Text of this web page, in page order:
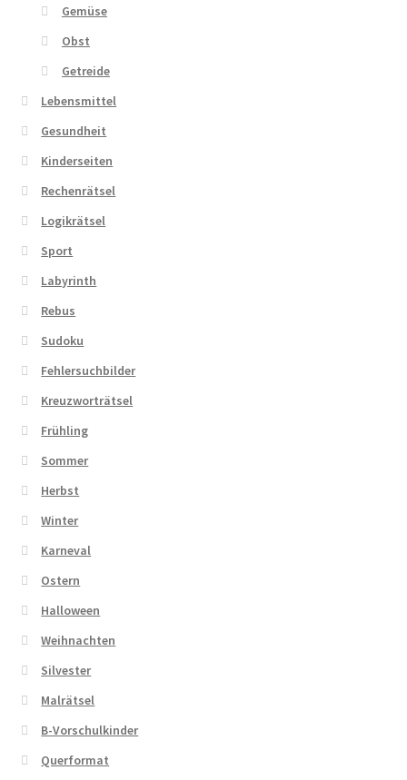
Gemüse
Obst
Getreide
Lebensmittel
Gesundheit
Kinderseiten
Rechenrätsel
Logikrätsel
Sport
Labyrinth
Rebus
Sudoku
Fehlersuchbilder
Kreuzworträtsel
Frühling
Sommer
Herbst
Winter
Karneval
Ostern
Halloween
Weihnachten
Silvester
Malrätsel
B-Vorschulkinder
Querformat